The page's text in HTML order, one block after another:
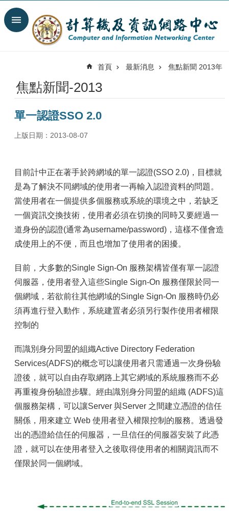
跳到主要內容區塊
搜
尋
最
消
們
服
務
陣
容
服
資
源
資
安
專
區
聯
絡
我
們
首頁 最新消息 焦點新聞 2013年
焦點新聞-2013
單一認證SSO 2.0
上版日期：2013-08-07
目前計中正在著手於跨網域的單一認證(SSO 2.0)，目標就
是為了解決不同網域的使用者一再輸入認證資料的問題。
當使用者在一個提供多個服務或系統的環境之中，若缺乏
一個資訊交換技術，使用者必須在切換的同時又要經過一
道身份的認證(通常為username/password)，這樣不僅會造
成使用上的不便，而且也增加了使用者的困擾。
目前，大多數的Single Sign-On 服務架構皆僅有單一認證
伺服器，使用者登入這些Single Sign-On 服務僅限於同一
個網域，若欲前往其他網域的Single Sign-On 服務時仍必
須再進行登入動作，系統建置者必須另行製作使用者權限
控制的
而識別身分同盟的組織Active Directory Federation
Services(ADFS)的概念可以讓使用者只需通過一次身份驗
證後，就可以自由存取網路上其它網域的系統服務而不必
再重複身份驗證步驟。經由識別身分同盟的組織 (ADFS)這
個服務架構，可以讓Server 與Server 之間建立憑證的信任
關係，用來建立 Web 使用者登入權限控制的服務。透過發
出的憑證給信任的伺服器，一旦信任的伺服器安裝了此憑
證，就可以在使用者登入之後取得使用者的相關資訊而不
僅限於同一個網域。